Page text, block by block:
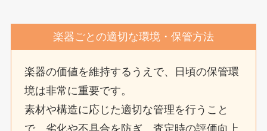
楽器ごとの適切な環境・保管方法
楽器の価値を維持するうえで、日頃の保管環
境は非常に重要です。
素材や構造に応じた適切な管理を行うこと